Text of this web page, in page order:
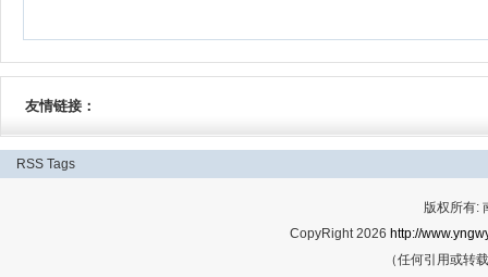
友情链接：
RSS Tags
版权所有:
CopyRight 2026 http://
（任何引用或转